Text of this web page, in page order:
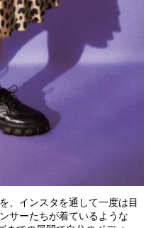
、インスタを通して一度は目
サーたちが着ているような